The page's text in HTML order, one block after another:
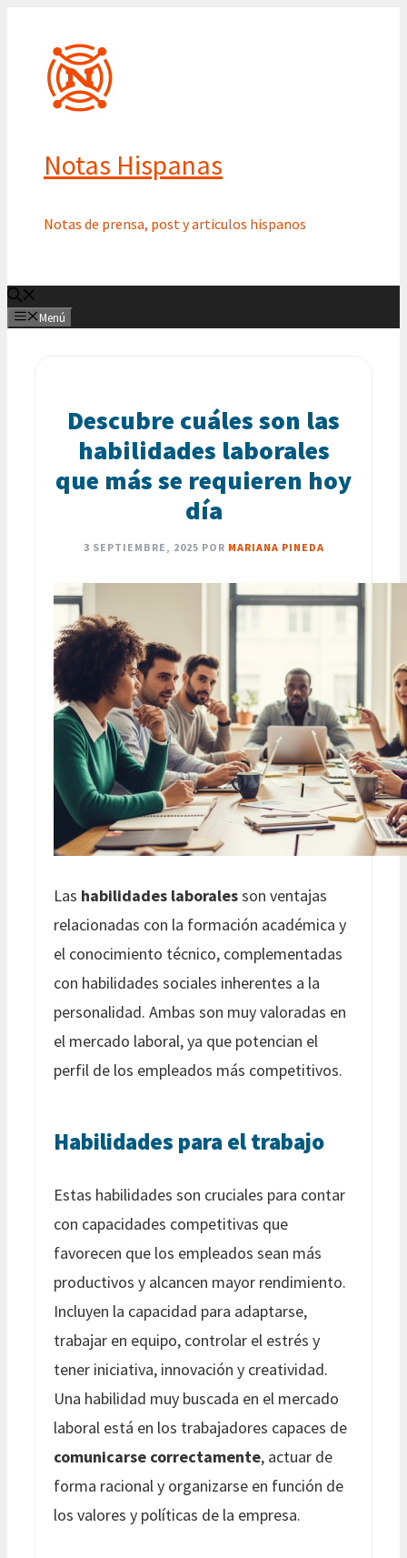
contenido
Notas Hispanas
Notas de prensa, post y articulos hispanos
Menú
Descubre cuáles son las
habilidades laborales
que más se requieren hoy
día
3 SEPTIEMBRE, 2025 POR MARIANA PINEDA
Las habilidades laboralesson ventajas
relacionadas con la formación académica y
el conocimiento técnico, complementadas
con habilidades sociales inherentes a la
personalidad. Ambas son muy valoradas en
el mercado laboral, ya que potencian el
perfil de los empleados más competitivos.
Habilidades para el trabajo
Estas habilidades son cruciales para contar
con capacidades competitivas que
favorecen que los empleados sean más
productivos y alcancen mayor rendimiento.
Incluyen la capacidad para adaptarse,
trabajar en equipo, controlar el estrés y
tener iniciativa, innovación y creatividad.
Una habilidad muy buscada en el mercado
laboral está en los trabajadores capaces de
comunicarse correctamente, actuar de
forma racional y organizarse en función de
los valores y políticas de la empresa.